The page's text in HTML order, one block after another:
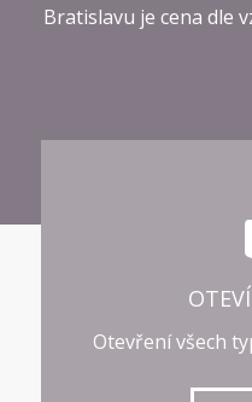
Bratislavu je cena dle
Otevření všech